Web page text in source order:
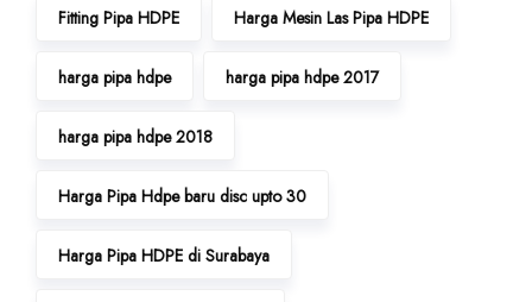
Fitting Pipa HDPE Harga Mesin Las Pipa HDPE
harga pipa hdpe harga pipa hdpe 2017
harga pipa hdpe 2018
Harga Pipa Hdpe baru disc upto 30
Harga Pipa HDPE di Surabaya